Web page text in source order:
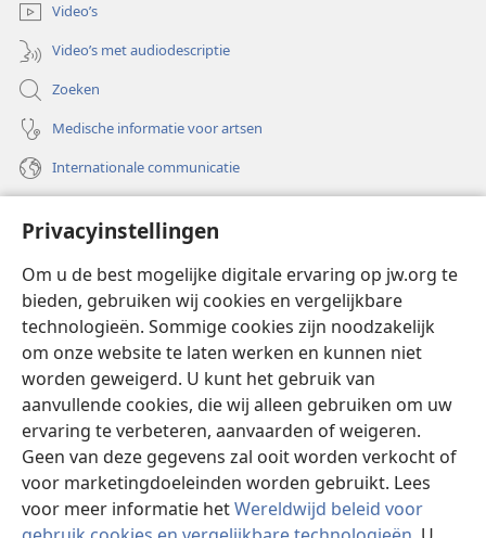
Privacyinstellingen
Om u de best mogelijke digitale ervaring op jw.org te
bieden, gebruiken wij cookies en vergelijkbare
technologieën. Sommige cookies zijn noodzakelijk
om onze website te laten werken en kunnen niet
worden geweigerd. U kunt het gebruik van
aanvullende cookies, die wij alleen gebruiken om uw
ervaring te verbeteren, aanvaarden of weigeren.
Geen van deze gegevens zal ooit worden verkocht of
voor marketingdoeleinden worden gebruikt. Lees
voor meer informatie hetWereldwijd beleid voor
Video’s
Video’s met audiodescriptie
Zoeken
Medische informatie voor artsen
Internationale communicatie
(opent
nieuw
venster)Watchtower ONLINE LIBRARY™
(opent
nieuw
venster)JW Hub
(opent
nieuw
venster)
®
Watchtower Library